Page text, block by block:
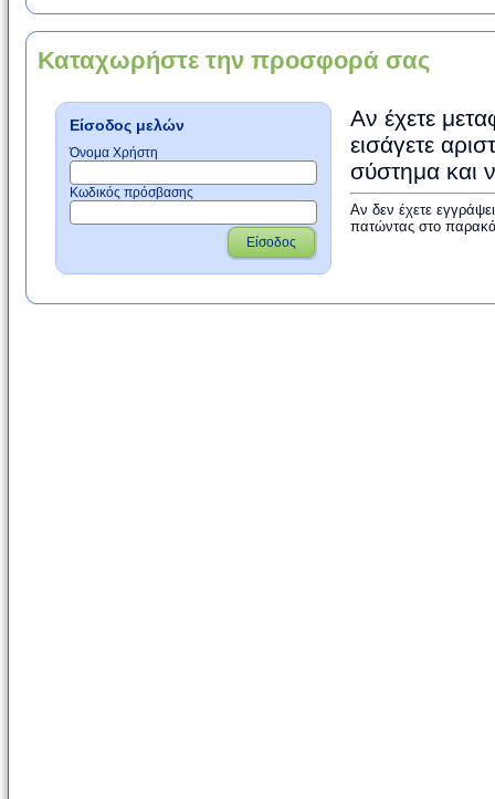
Καταχωρήστε την προσφορά σας
Είσοδος μελών
Όνομα Χρήστη
Κωδικός πρόσβασης
Είσοδος
Αν έχετε
εισάγετε
σύστημα και
Αν δεν έχετε
πατώντας στο